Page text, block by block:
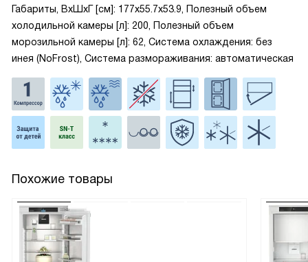
Габариты, ВxШxГ [см]: 177x55.7x53.9, Полезный объем
холодильной камеры [л]: 200, Полезный объем
морозильной камеры [л]: 62, Система охлаждения: без
инея (NoFrost), Система размораживания: автоматическая
Похожие товары